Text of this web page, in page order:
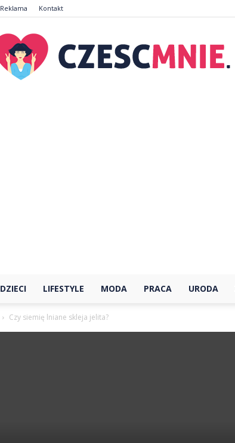
Reklama Kontakt
DZIECI LIFESTYLE MODA PRACA URODA
Czy siemię lniane skleja jelita?